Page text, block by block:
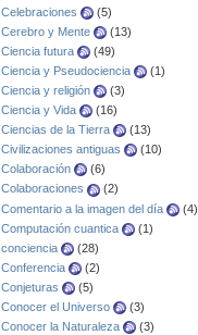
Celebraciones
(5)
Cerebro y Mente
(13)
Ciencia futura
(49)
Ciencia y Pseudociencia
(1)
Ciencia y religión
(3)
Ciencia y Vida
(16)
Ciencias de la Tierra
(13)
Civilizaciones antiguas
(10)
Colaboración
(6)
Colaboraciones
(2)
Comentario a la imagen del día
(4)
Computación cuantica
(1)
conciencia
(28)
Conferencia
(2)
Conjeturas
(5)
Conocer el Universo
(3)
Conocer la Naturaleza
(3)